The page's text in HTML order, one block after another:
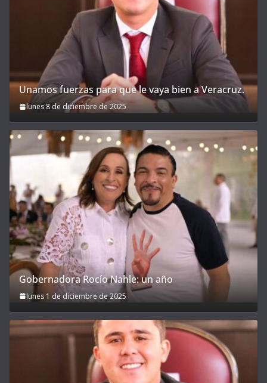
Unamos fuerzas para que le vaya bien a Veracruz.
lunes 8 de diciembre de 2025
Gobernadora Rocío Nahle: un año
lunes 1 de diciembre de 2025